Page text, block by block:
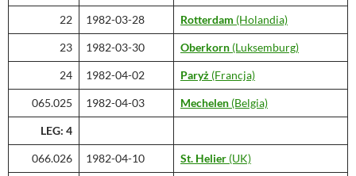
22 1982-03-28 Rotterdam (Holandia)
23 1982-03-30 Oberkorn (Luksemburg)
24 1982-04-02 Paryż (Francja)
065.025 1982-04-03 Mechelen (Belgia)
LEG: 4
066.026 1982-04-10 St. Helier (UK)